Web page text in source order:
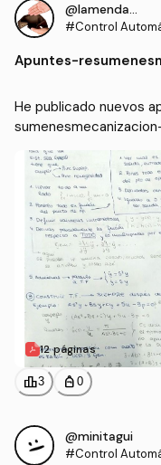
@lamendaaaa
#Control
Apuntes-
He publicado nuevos
12 páginas
leaderboard3 personal_bag 0
@minitagui
#Control